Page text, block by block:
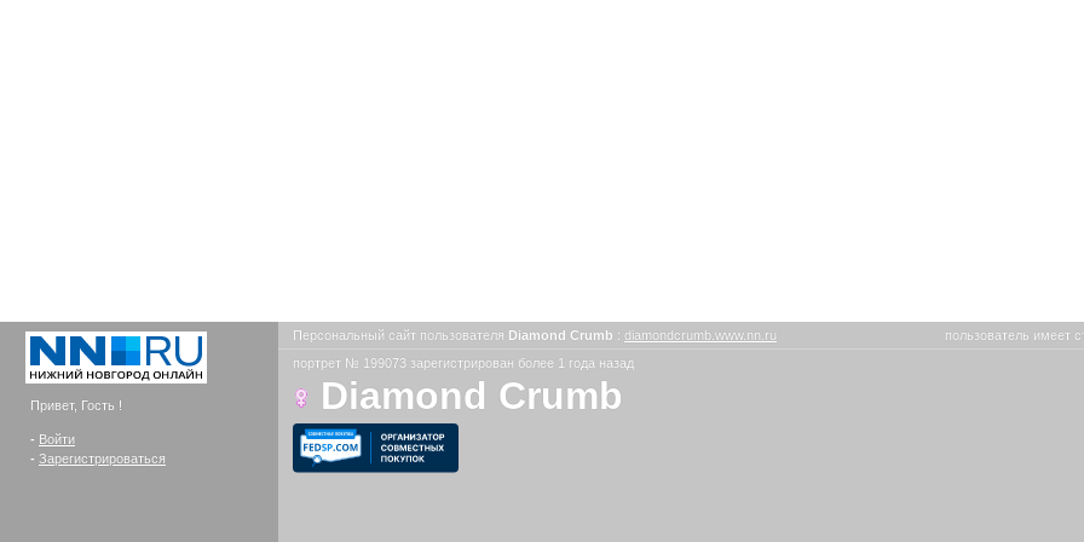
Привет, Гость !
- Войти
- Зарегистрироваться
Персональный сайт пользователя Diamond Crumb : diamondcrumb.www.nn.ru пользователь имеет
портрет № 199073 зарегистрирован более 1 года назад
Diamond Crumb